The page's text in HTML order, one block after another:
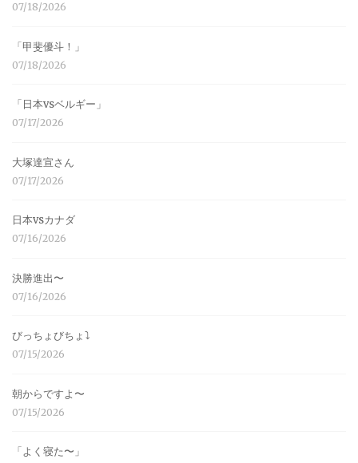
07/18/2026
「甲斐優斗！」
07/18/2026
「日本vsベルギー」
07/17/2026
大塚達宣さん
07/17/2026
日本vsカナダ
07/16/2026
決勝進出〜
07/16/2026
びっちょびちょ⤵︎
07/15/2026
朝からですよ〜
07/15/2026
「よく寝た〜」